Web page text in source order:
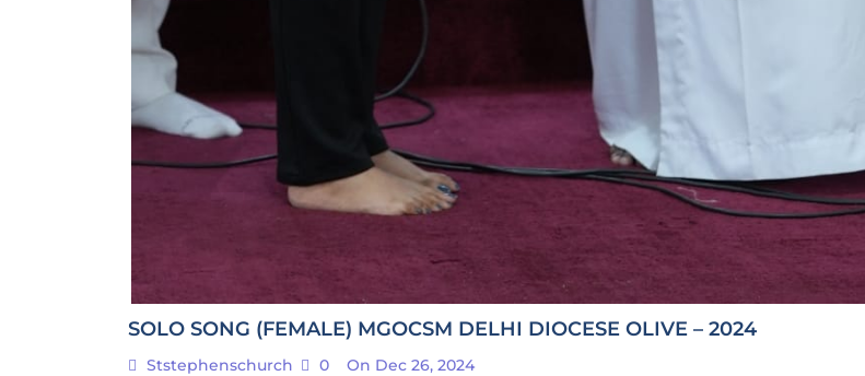
SOLO SONG (FEMALE) MGOCSM DELHI DIOCESE OLIVE – 2024
Ststephenschurch 0
On Dec 26, 2024